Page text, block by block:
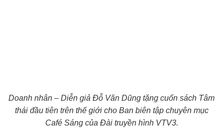
Doanh nhân – Diễn giả Đỗ Văn Dũng tặng cuốn sách Tâm
thái đầu tiên trên thế giới cho Ban biên tập chuyên mục
Café Sáng của Đài truyền hình VTV3.